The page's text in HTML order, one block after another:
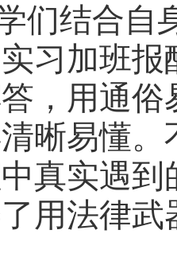
们结合自
习加班报
，用通俗
晰易懂
真实遇
用法律